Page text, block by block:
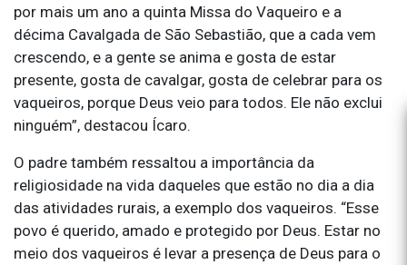
por mais um ano a quinta Missa do Vaqueiro e a
décima Cavalgada de São Sebastião, que a cada vem
crescendo, e a gente se anima e gosta de estar
presente, gosta de cavalgar, gosta de celebrar para os
vaqueiros, porque Deus veio para todos. Ele não exclui
ninguém”, destacou Ícaro.
O padre também ressaltou a importância da
religiosidade na vida daqueles que estão no dia a dia
das atividades rurais, a exemplo dos vaqueiros. “Esse
povo é querido, amado e protegido por Deus. Estar no
meio dos vaqueiros é levar a presença de Deus para o